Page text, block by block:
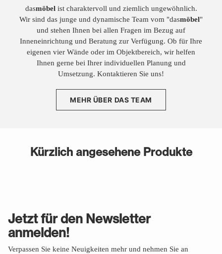
dasmöbelist charaktervoll und ziemlich ungewöhnlich.
Wir sind das junge und dynamische Team vom "dasmöbel"
und stehen Ihnen bei allen Fragen im Bezug auf
Inneneinrichtung und Beratung zur Verfügung. Ob für Ihre
eigenen vier Wände oder im Objektbereich, wir helfen
Ihnen gerne bei Ihrer individuellen Planung und
Umsetzung. Kontaktieren Sie uns!
MEHR ÜBER DAS TEAM
Kürzlich angesehene Produkte
Jetzt für den Newsletter
anmelden!
Verpassen Sie keine Neuigkeiten mehr und nehmen Sie an